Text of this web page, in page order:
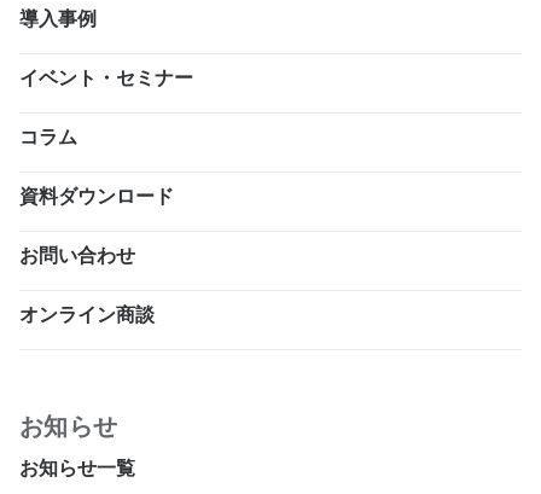
導入事例
イベント・セミナー
コラム
資料ダウンロード
お問い合わせ
オンライン商談
お知らせ
お知らせ一覧